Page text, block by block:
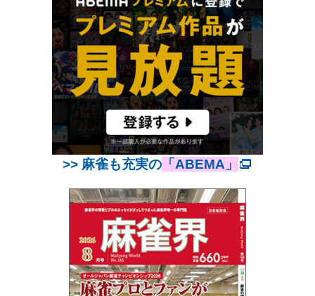
>> 麻雀も充実の「ABEMA」